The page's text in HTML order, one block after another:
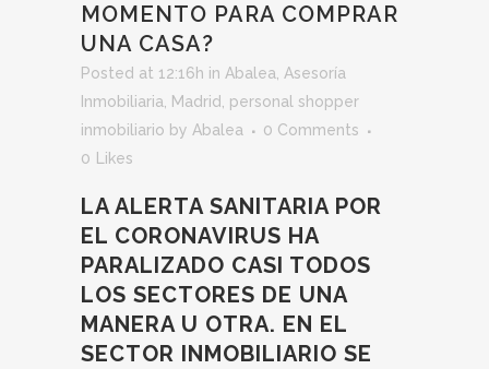
MOMENTO PARA COMPRAR
UNA CASA?
Posted at 12:16h in Abalea Asesoría
Inmobiliaria
Madrid
personal shopper
inmobiliario by Abalea
0 Comments
0
Likes
LA ALERTA SANITARIA POR
EL CORONAVIRUS HA
PARALIZADO CASI TODOS
LOS SECTORES DE UNA
MANERA U OTRA. EN EL
SECTOR INMOBILIARIO SE